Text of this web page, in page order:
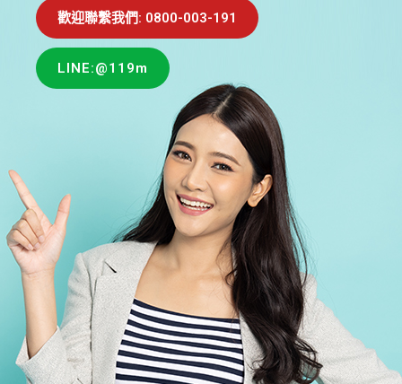
歡迎聯繫我們: 0800-003-191
LINE:@119m